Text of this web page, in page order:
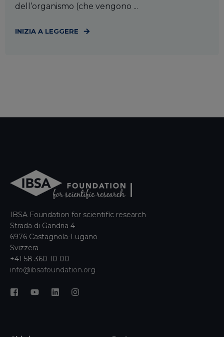
dell’organismo (che vengono ...
INIZIA A LEGGERE
IBSA Foundation for scientific research
Strada di Gandria 4
6976 Castagnola-Lugano
Svizzera
+41 58 360 10 00
info@ibsafoundation.org